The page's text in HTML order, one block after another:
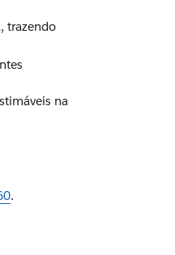
trazendo
na
.